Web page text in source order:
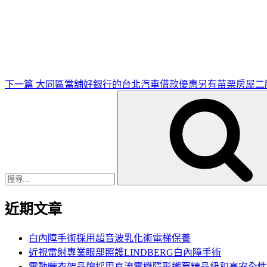
下一篇 大同區當舖好銀行的台北汽車借款優惠另有苗栗房屋二
近期文章
白內障手術採用超音波乳化術電梯保養
近視雷射專業眼部照護LINDBERG白內障手術